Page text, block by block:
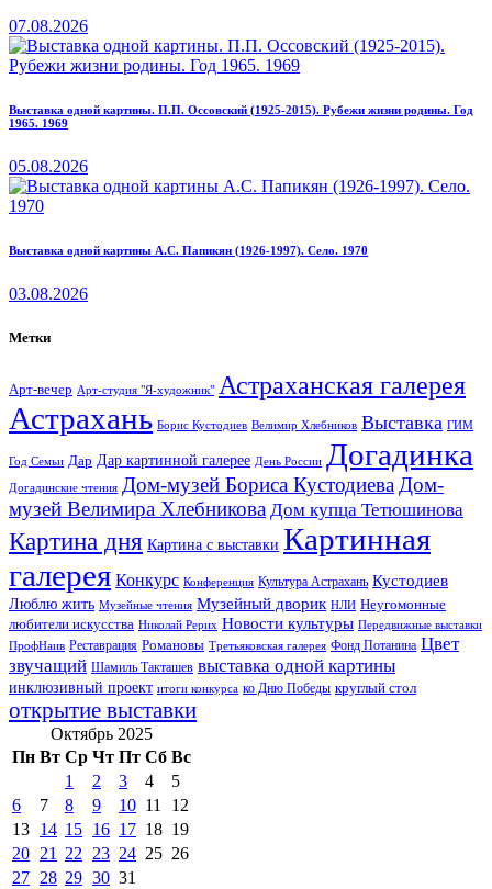
07.08.2026
Выставка одной картины. П.П. Оссовский (1925-2015). Рубежи жизни родины. Год
1965. 1969
05.08.2026
Выставка одной картины А.С. Папикян (1926-1997). Село. 1970
03.08.2026
Метки
Арт-вечер Арт-студия "Я-художник" Астраханская галерея
Астрахань Борис Кустодиев Велимир Хлебников Выставка ГИМ
Год Семьи Дар Дар картинной галерее День России Догадинка
Догадинские чтения Дом-музей Бориса Кустодиева Дом-
музей Велимира Хлебникова Дом купца Тетюшинова
Картина дня Картина с выставки Картинная
галерея Конкурс Конференция Культура Астрахань Кустодиев
Люблю жить Музейные чтения Музейный дворик НЛИ Неугомонные
любители искусства Николай Рерих Новости культуры Передвижные выставки
ПрофНаив Реставрация Романовы Третьяковская галерея Фонд Потанина Цвет
звучащий Шамиль Такташев выставка одной картины
инклюзивный проект итоги конкурса ко Дню Победы круглый стол
открытие выставки
Октябрь 2025
Пн Вт Ср Чт Пт Сб Вс
1
2 3 4
5
6
7 8 9 10 11
12
13 14 15 16 17 18 19
20 21 22 23 24 25 26
27 28 29 30 31